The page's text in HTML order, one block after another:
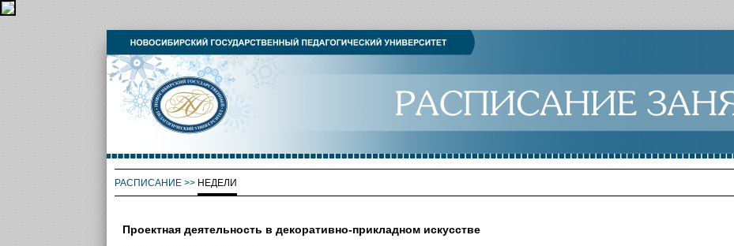
РАСПИСАНИЕ>> НЕДЕЛИ
Проектная деятельность в декоративно-прикладном искусстве